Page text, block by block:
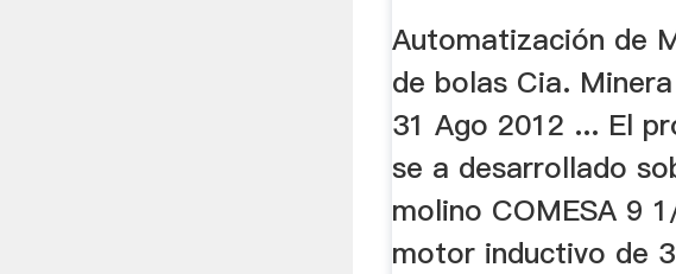
Automatización de
de bolas Cia.
31 Ago 2012 ... El
se a desarrollado
molino COMESA 9
motor inductivo de